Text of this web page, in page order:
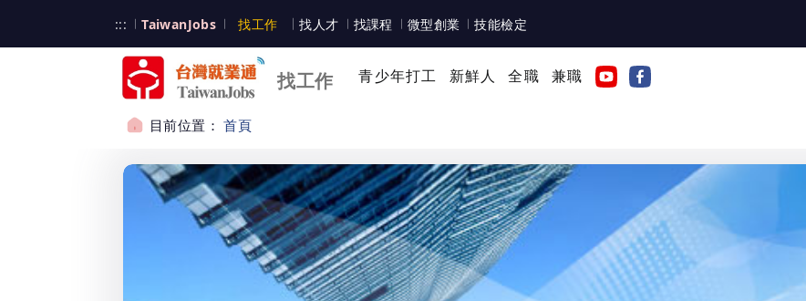
::: TaiwanJobs 台灣就業通
找工作 台灣就業通
找人才 找課程 微型創業 技能檢定
找工作 青少年打工 新鮮人 全職 兼職
目前位置：首頁